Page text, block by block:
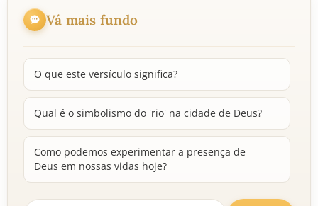
Vá mais fundo
O que este versículo significa?
Qual é o simbolismo do 'rio' na cidade de Deus?
Como podemos experimentar a presença de
Deus em nossas vidas hoje?